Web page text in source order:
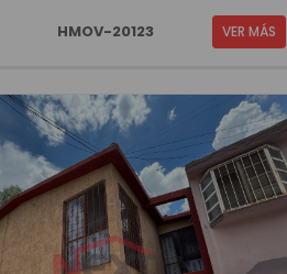
HMOV-20123 VER MÁS